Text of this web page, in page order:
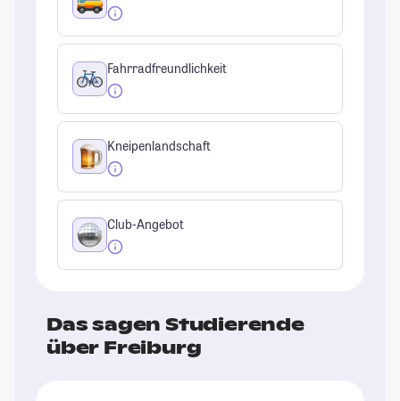
Fahrradfreundlichkeit
Kneipenlandschaft
Club-Angebot
Das sagen Studierende
über Freiburg